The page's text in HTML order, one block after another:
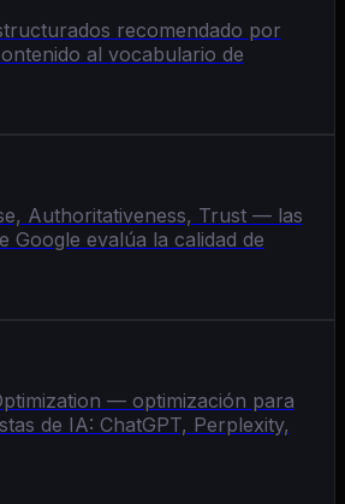
recomendado por
al vocabulario de
Authoritativeness, Trust — las
Google evalúa la calidad de
— optimización para
de IA: ChatGPT, Perplexity,